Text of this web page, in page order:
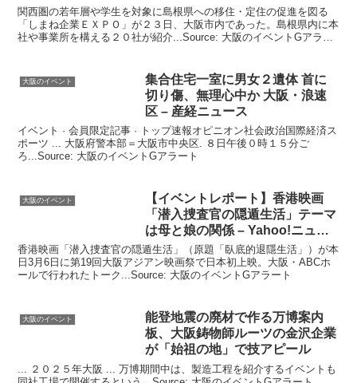
関西圏の若年層や学生を対象に島根県への移住・定住の促進を図る
「しまね企業ＥＸＰＯ」が２３日、大阪市内であった。島根県内に本
社や事業所を構える２０社が紹介...Source: 大阪のイベントGアラー
大阪のイベント
集合住宅一室に男女２遺体 首に
切り傷、無理心中か 大阪 ・浪速
区 – 産経ニュース
イベント · 会員限定記事 · トップ速報オピニオン社会政治国際経済ス
ポーツ ... 大阪府警本部＝大阪市中央区. ８日午後０時１５分ご
ろ...Source: 大阪のイベントGアラート
大阪のイベント 【イベント レポート】香港映画
「潜入捜査官の隠遁生活」テーマ
は母と娘の関係 – Yahoo!ニュー
ス
香港映画「潜入捜査官の隠遁生活」（原題「臥底的退隱生活」）が本
日3月6日に第19回大阪アジアン映画祭で日本初上映。大阪・ABCホ
ールで行われたトーク...Source: 大阪のイベントGアラート
大阪のイベント
能登地震の廃材で作る万博案内
板、 大阪鋳物師ルーツの金沢企業
が「始祖の地」で技アピール
... ２０２５年大阪 ... 万博期間中は、製造工程を紹介するイベントも